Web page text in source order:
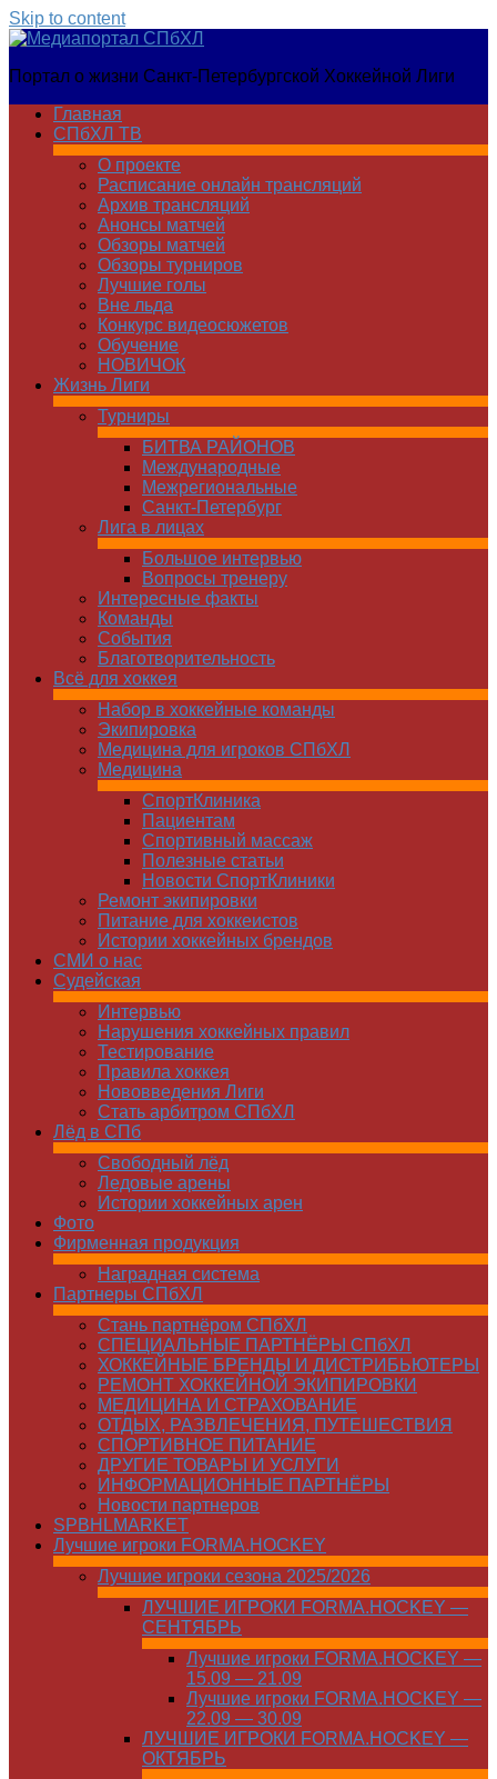
Skip to content
Медиапортал
Портал о жизни Санкт-Петербургской Хоккейной Лиги
Главная
СПбХЛ ТВ
О проекте
Расписание онлайн трансляций
Архив трансляций
Анонсы матчей
Обзоры матчей
Обзоры турниров
Лучшие голы
Вне льда
Конкурс видеосюжетов
Обучение
НОВИЧОК
Жизнь Лиги
Турниры
БИТВА РАЙОНОВ
Международные
Межрегиональные
Санкт-Петербург
Лига в лицах
Большое интервью
Вопросы тренеру
Интересные факты
Команды
Cобытия
Благотворительность
Всё для хоккея
Набор в хоккейные команды
Экипировка
Медицина для игроков СПбХЛ
Медицина
СпортКлиника
Пациентам
Спортивный массаж
Полезные статьи
Новости СпортКлиники
Ремонт экипировки
Питание для хоккеистов
Истории хоккейных брендов
СМИ о нас
Судейская
Интервью
Нарушения хоккейных правил
Тестирование
Правила хоккея
Нововведения Лиги
Стать арбитром СПбХЛ
Лёд в СПб
Свободный лёд
Ледовые арены
Истории хоккейных арен
Фото
Фирменная продукция
Наградная система
Партнеры СПбХЛ
Стань партнёром СПбХЛ
СПЕЦИАЛЬНЫЕ ПАРТНЁРЫ СПбХЛ
ХОККЕЙНЫЕ БРЕНДЫ И ДИСТРИБЬЮТЕРЫ
РЕМОНТ ХОККЕЙНОЙ ЭКИПИРОВКИ
МЕДИЦИНА И СТРАХОВАНИЕ
ОТДЫХ, РАЗВЛЕЧЕНИЯ, ПУТЕШЕСТВИЯ
СПОРТИВНОЕ ПИТАНИЕ
ДРУГИЕ ТОВАРЫ И УСЛУГИ
ИНФОРМАЦИОННЫЕ ПАРТНЁРЫ
Новости партнеров
SPBHLMARKET
Лучшие игроки FORMA.HOCKEY
Лучшие игроки сезона 2025/2026
ЛУЧШИЕ ИГРОКИ FORMA.HOCKEY —
СЕНТЯБРЬ
Лучшие игроки FORMA.HOCKEY —
15.09 — 21.09
Лучшие игроки FORMA.HOCKEY —
22.09 — 30.09
ЛУЧШИЕ ИГРОКИ FORMA.HOCKEY —
ОКТЯБРЬ